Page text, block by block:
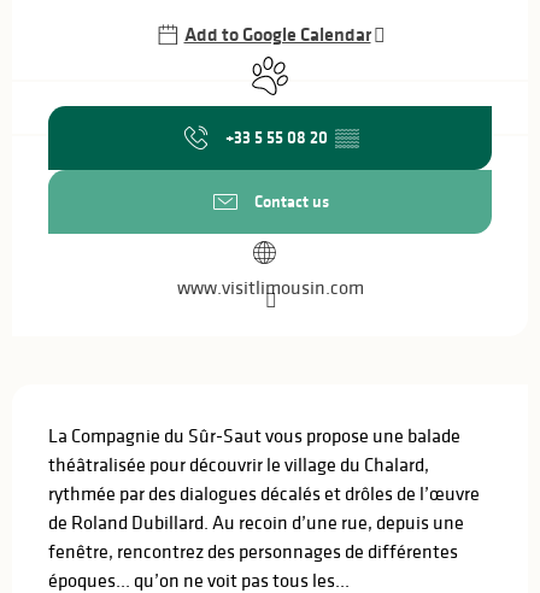
Add to Google Calendar
Animals accepted
+33 5 55 08 20 ▒▒
Contact us
www.visitlimousin.com
La Compagnie du Sûr-Saut vous propose une balade
théâtralisée pour découvrir le village du Chalard,
rythmée par des dialogues décalés et drôles de l’œuvre
de Roland Dubillard. Au recoin d’une rue, depuis une
fenêtre, rencontrez des personnages de différentes
époques... qu’on ne voit pas tous les...